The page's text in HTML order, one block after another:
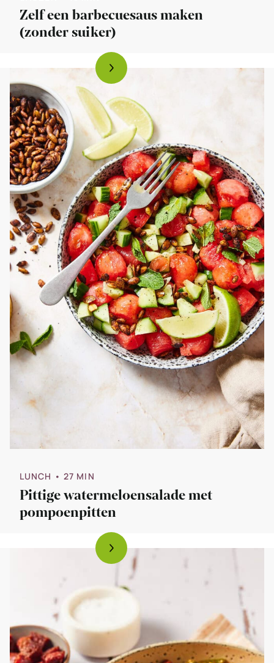
Zelf een barbecuesaus maken
(zonder suiker)
LUNCH • 27 MIN
Pittige watermeloensalade met
pompoenpitten